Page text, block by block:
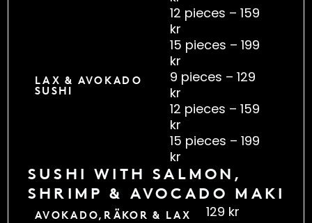
12 pieces – 159
kr
15 pieces – 199
kr
LAX & AVOKADO
SUSHI
9 pieces – 129
kr
12 pieces – 159
kr
15 pieces – 199
kr
SUSHI WITH SALMON,
SHRIMP & AVOCADO MAKI
AVOKADO,RÄKOR & LAX 129 kr